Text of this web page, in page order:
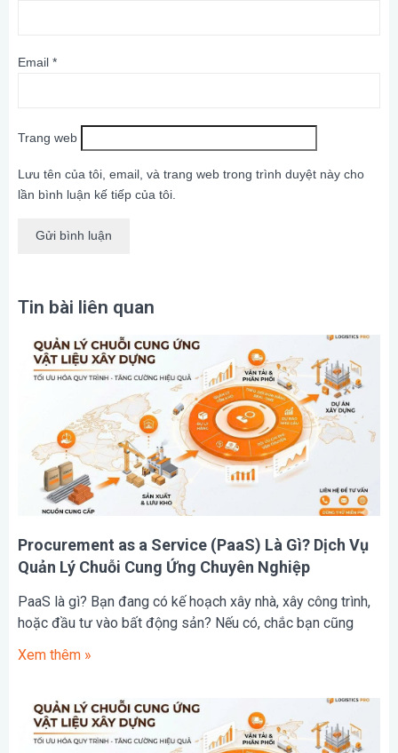
Email *
Trang web
Lưu tên của tôi, email, và trang web trong trình duyệt này cho
lần bình luận kế tiếp của tôi.
Tin bài liên quan
Procurement as a Service (PaaS) Là Gì? Dịch Vụ
Quản Lý Chuỗi Cung Ứng Chuyên Nghiệp
PaaS là gì? Bạn đang có kế hoạch xây nhà, xây công trình,
hoặc đầu tư vào bất động sản? Nếu có, chắc bạn cũng
Xem thêm »